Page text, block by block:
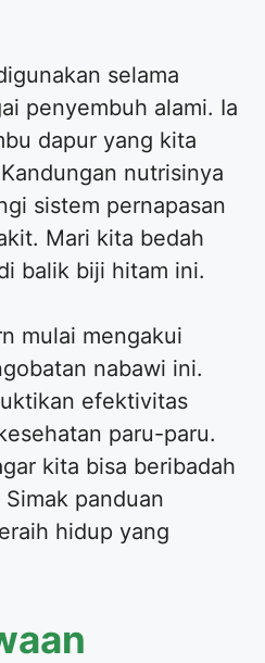
selama
penyembuh alami. Ia
dapur yang kita
nutrisinya
sistem pernapasan
Mari kita bedah
balik biji hitam ini.
mulai mengakui
nabawi ini.
efektivitas
paru-paru.
kita bisa beribadah
panduan
hidup yang